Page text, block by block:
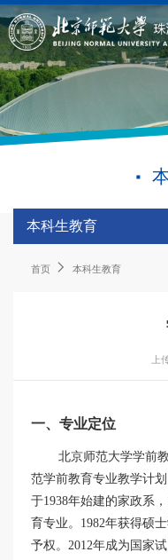
本科生教育
首页 本科生教育
上
一、专业定位
北京师范大学学前
范学前教育专业教学计
于1938年始建的家政系，
育专业。 1982年获得硕士
予权。 2012年成为国家